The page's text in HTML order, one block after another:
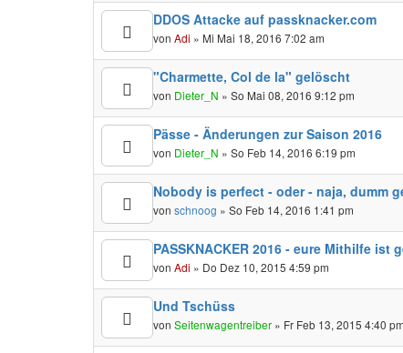
DDOS Attacke auf passknacker.com
vonAdi » Mi Mai 18, 2016 7:02 am
"Charmette, Col de la" gelöscht
von Dieter_N » So Mai 08, 2016 9:12 pm
Pässe - Änderungen zur Saison 2016
von Dieter_N » So Feb 14, 2016 6:19 pm
Nobody is perfect - oder - naja, dumm
vonschnoog » So Feb 14, 2016 1:41 pm
PASSKNACKER 2016 - eure Mithilfe ist
vonAdi » Do Dez 10, 2015 4:59 pm
Und Tschüss
vonSeitenwagentreiber » Fr Feb 13, 2015 4:40 pm